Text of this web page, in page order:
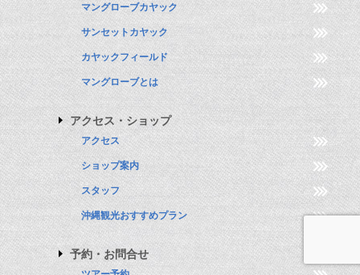
マングローブカヤック
サンセットカヤック
カヤックフィールド
マングローブとは
アクセス・ショップ
アクセス
ショップ案内
スタッフ
沖縄観光おすすめプラン
予約・お問合せ